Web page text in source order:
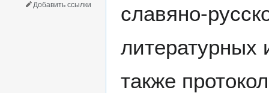
славяно-
литературных
также
Добавить ссылки